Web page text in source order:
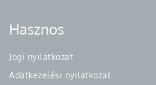
Hasznos
Jogi nyilatkozat
Adatkezelési nyilatkozat